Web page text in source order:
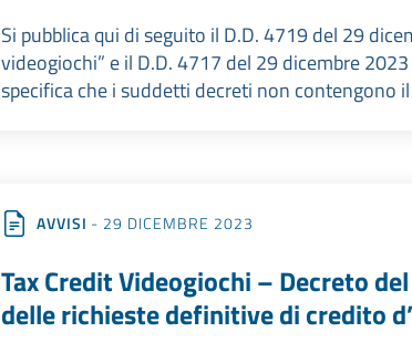
Si pubblica qui di seguito il D.D. 4719 del 29
videogiochi” e il D.D. 4717 del 29 dicembre
specifica che i suddetti decreti non contengono
AVVISI - 29 DICEMBRE 2023
Tax Credit Videogiochi – Decreto
delle richieste definitive di credito